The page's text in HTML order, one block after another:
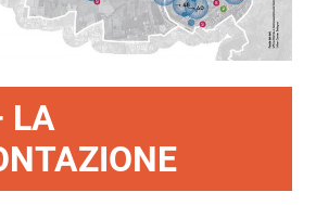
LA